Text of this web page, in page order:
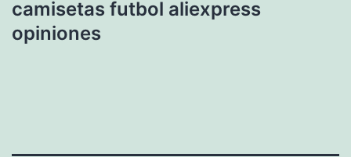
camisetas futbol aliexpress
opiniones